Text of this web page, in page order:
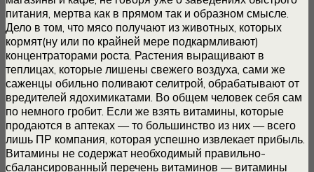
питания, мертва как в прямом так и образном смысле.
Дело в том, что мясо получают из животных, которых
кормят(ну или по крайней мере подкармливают)
концентраторами роста. Растения выращивают в
теплицах, которые лишены свежего воздуха, сами же
саженцы обильно поливают селитрой, обрабатывают от
вредителей ядохимикатами. Во общем человек себя сам
по немного гробит. Если же взять витамины, которые
продаются в аптеках — то большинство из них — всего
лишь ПР компания, которая успешно извлекает прибыль.
Витамины не содержат необходимый правильно-
сбалансированный перечень витаминов — витамины